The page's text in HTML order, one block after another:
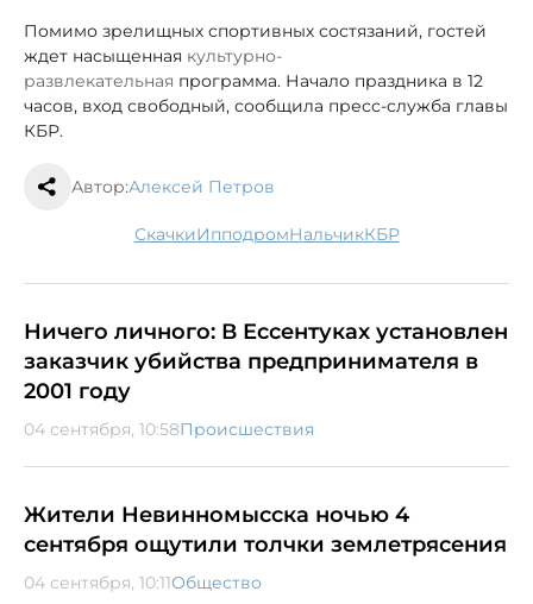
Помимо зрелищных спортивных состязаний, гостей
ждет насыщенная культурно-
развлекательная программа. Начало праздника в 12
часов, вход свободный, сообщила пресс-служба главы
КБР.
Автор:Алексей Петров
скачки ипподром Нальчик КБР
Ничего личного: В Ессентуках установлен
заказчик убийства предпринимателя в
2001 году
04 сентября, 10:58Происшествия
Жители Невинномысска ночью 4
сентября ощутили толчки землетрясения
04 сентября, 10:11Общество